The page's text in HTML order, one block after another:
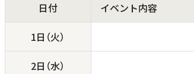
日付 イベント内容
1日（火）
2日（水）